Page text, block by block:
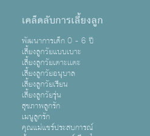
เคล็ดลับการเลี้ยงลูก
พัฒนาการเด็ก 0 - 6 ปี
เลี้ยงลูกวัยแบบเบาะ
เลี้ยงลูกวัยเตาะเเตะ
เลี้ยงลูกวัยอนุบาล
เลี้ยงลูกวัยเรียน
เลี้ยงลูกวัยรุ่น
สุขภาพลูกรัก
เมนูลูกรัก
คุณแม่แชร์ประสบการณ์